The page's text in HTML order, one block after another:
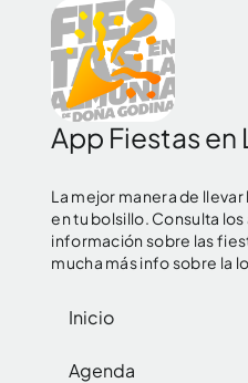
App Fiestas en
La mejor manera de llevar
en tu bolsillo. Consulta
información sobre las
mucha más info sobre la
Inicio
Agenda